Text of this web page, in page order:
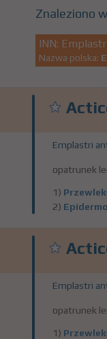
Znaleziono
INN:
Nazwa polska:
Emplastri
opatrunek
1)
2)
Emplastri
opatrunek
1)